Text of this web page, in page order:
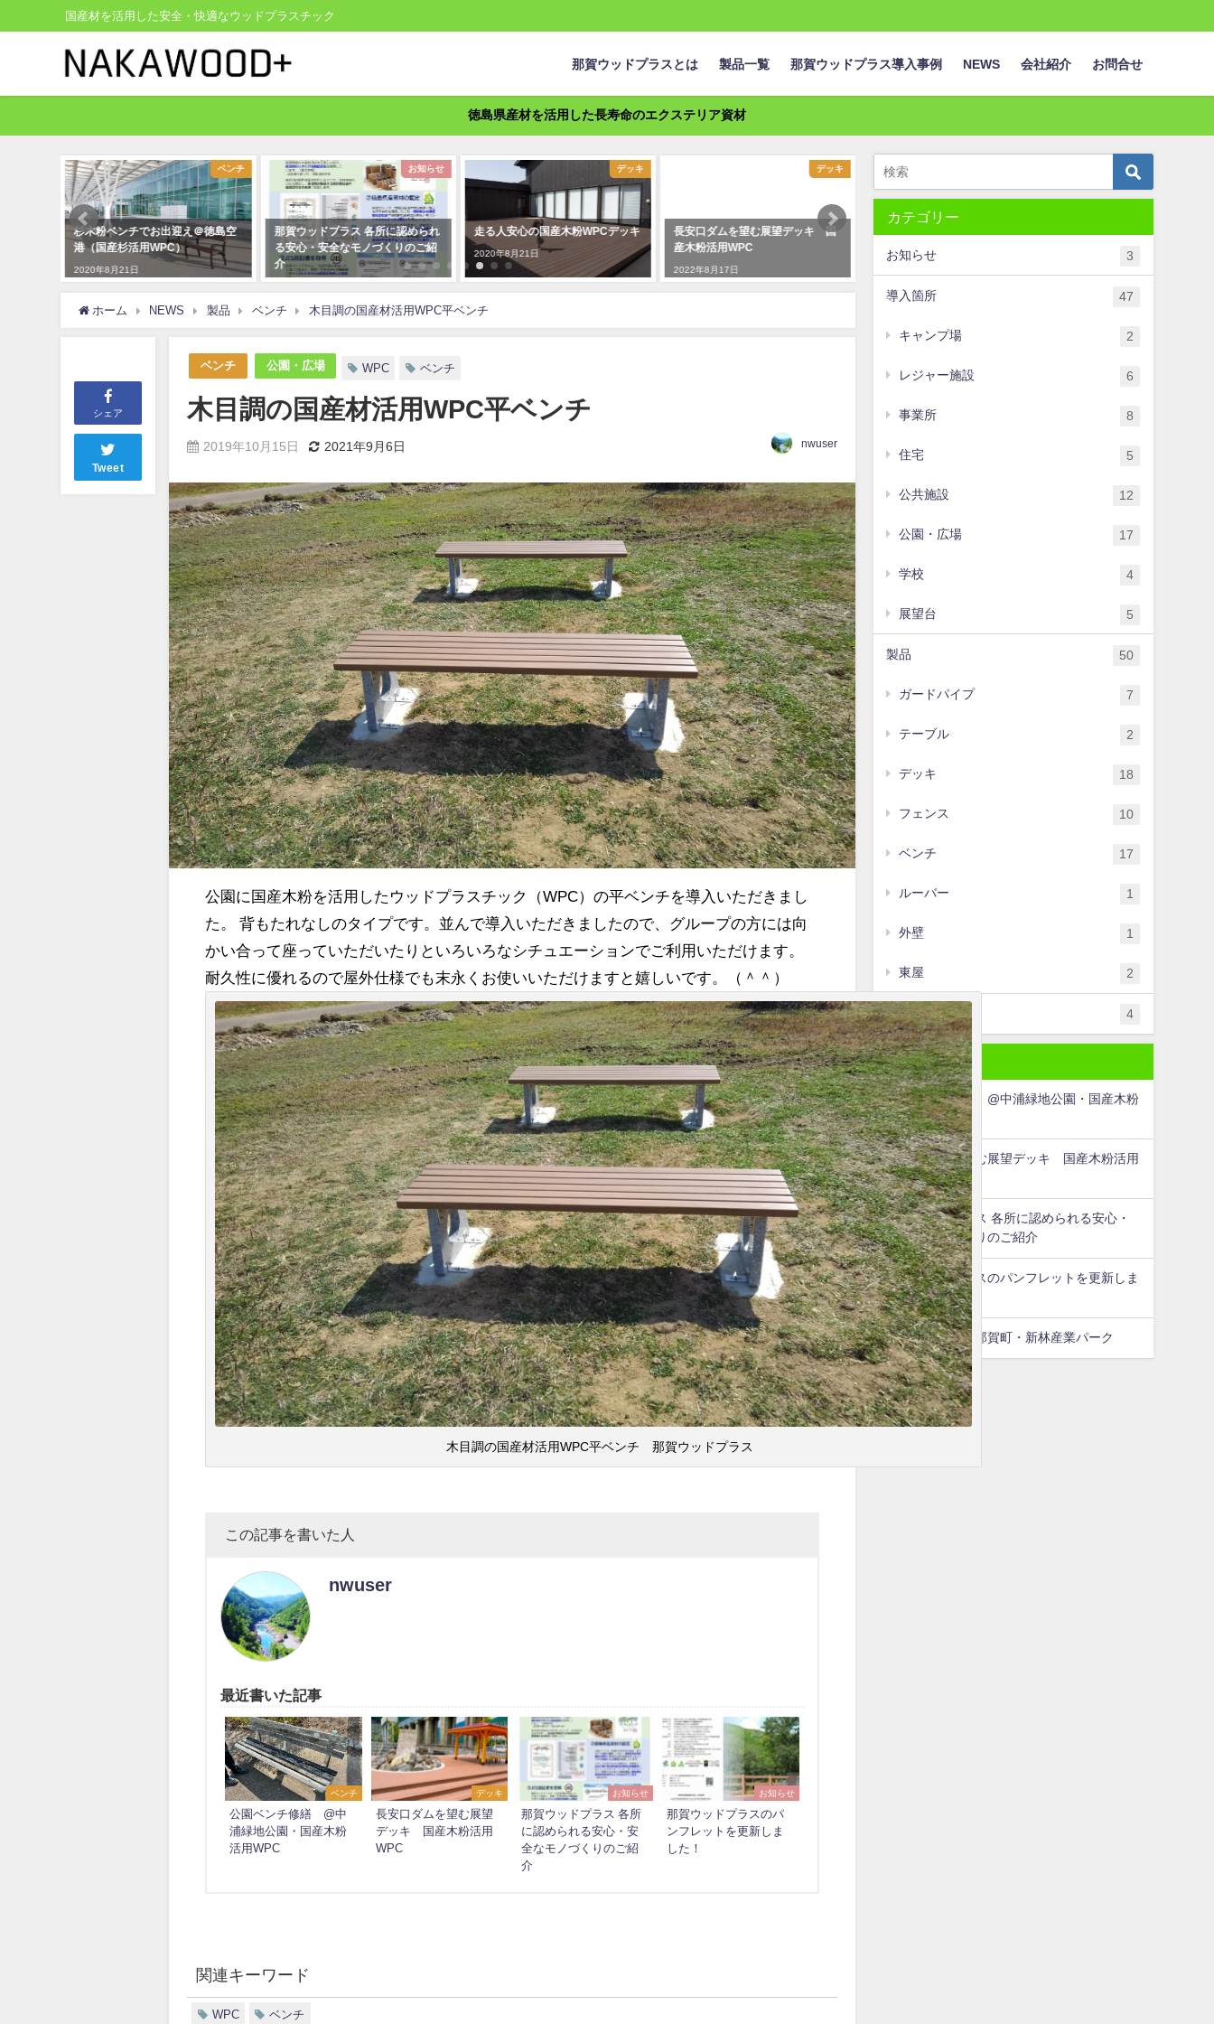
国産材を活用した安全・快適なウッドプラスチック
那賀ウッドプラスとは 製品一覧 那賀ウッドプラス導入事例 NEWS 会社紹介 お問合せ
徳島県産材を活用した長寿命のエクステリア資材
ベンチ
迎え＠徳島空
お知らせ
那賀ウッドプラス 各所に認められ
る安心・安全なモノづくりのご紹
介
走る人安心の国産木粉WPCデッキ
2020年8月21日
長安口ダムを望む展望デッキ 国
産木粉活用WPC
2022年8月17日
キャンプ場
ウッドデッキ＠わじきキャンプ
村 国産木粉活用WPC
2020年10月20日
-住宅街でも倒れない安心の目隠
し-
きました
ホーム NEWS 製品 ベンチ 木目調の国産材活用WPC平ベンチ
シェア
Tweet
ベンチ 公園・広場 WPC ベンチ
木目調の国産材活用WPC平ベンチ
2019年10月15日 2021年9月6日 nwuser
公園に国産木粉を活用したウッドプラスチック（WPC）の平ベンチを導入いただきまし
た。 背もたれなしのタイプです。並んで導入いただきましたので、グループの方には向
かい合って座っていただいたりといろいろなシチュエーションでご利用いただけます。
耐久性に優れるので屋外仕様でも末永くお使いいただけますと嬉しいです。（＾＾）
木目調の国産材活用WPC平ベンチ 那賀ウッドプラス
この記事を書いた人
nwuser
最近書いた記事
ベンチ
公園ベンチ修繕 @中
浦緑地公園・国産木粉
活用WPC
デッキ
長安口ダムを望む展望
デッキ 国産木粉活用
WPC
お知らせ
那賀ウッドプラス 各所
に認められる安心・安
全なモノづくりのご紹
介
お知らせ
那賀ウッドプラスのパ
ンフレットを更新しま
した！
関連キーワード
WPC ベンチ
カテゴリー
お知らせ 3
導入箇所 47
キャンプ場 2
レジャー施設 6
事業所 8
住宅 5
公共施設 12
公園・広場 17
学校 4
展望台 5
製品 50
ガードパイプ 7
テーブル 2
デッキ 18
フェンス 10
ベンチ 17
ルーバー 1
外壁 1
東屋 2
認定・受賞 4
最近の投稿
公園ベンチ修繕 @中浦緑地公園・国産木粉
活用WPC
長安口ダムを望む展望デッキ 国産木粉活用
WPC
那賀ウッドプラス 各所に認められる安心・
安全なモノづくりのご紹介
那賀ウッドプラスのパンフレットを更新しま
した！
ガードパイプ＠那賀町・新林産業パーク